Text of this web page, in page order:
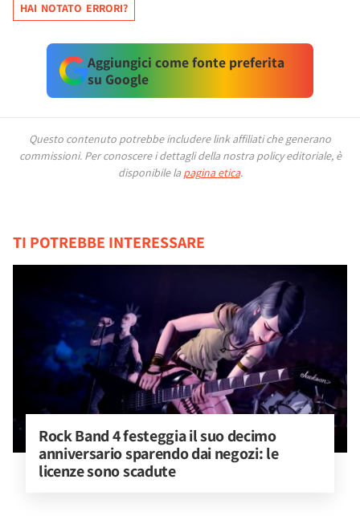
HAI NOTATO ERRORI?
Aggiungici come fonte preferita
su Google
Questo contenuto potrebbe includere link affiliati che generano
commissioni. Per conoscere i dettagli della nostra policy editoriale, è
disponibile la pagina etica.
TI POTREBBE INTERESSARE
Rock Band 4 festeggia il suo decimo
anniversario sparendo dai negozi: le
licenze sono scadute